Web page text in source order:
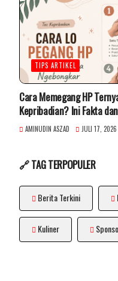
TIPS ARTIKEL
Cara Memegang HP
Kepribadian? Ini Fakta
AMINUDIN ASZAD JULI 17, 2026
🔗 TAG TERPOPULER
Berita Terkini
Kuliner